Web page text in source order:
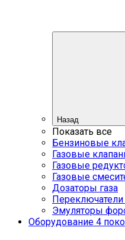
Назад
Показать все
Бензиновые
Газовые
Газовые
Газовые
Дозаторы газа
Эмуляторы
Оборудование 4